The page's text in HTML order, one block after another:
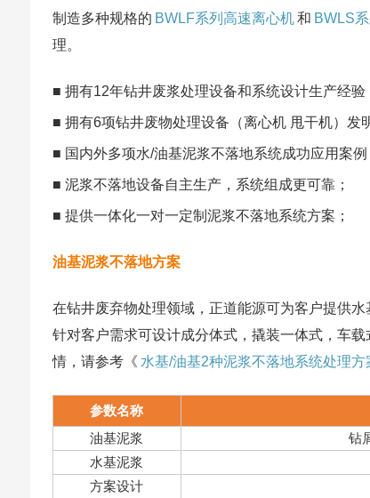
制造多种规格的 BWLF系列高速离心机 和 BWLS
理。
■ 拥有12年钻井废浆处理设备和系统设计生产经验
■ 拥有6项钻井废物处理设备（离心机 甩干机）发
■ 国内外多项水/油基泥浆不落地系统成功应用案例
■ 泥浆不落地设备自主生产，系统组成更可靠；
■ 提供一体化一对一定制泥浆不落地系统方案；
油基泥浆不落地方案
在钻井废弃物处理领域，正道能源可为客户提供
针对客户需求可设计成分体式，撬装一体式，车
情，请参考《 水基/油基2种泥浆不落地系统处理方
参数名称
油基泥浆
钻
水基泥浆
方案设计